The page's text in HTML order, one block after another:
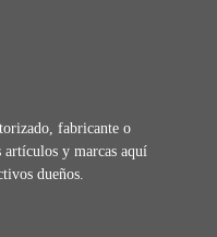
fabricante o
artículos y marcas aquí
dueños.